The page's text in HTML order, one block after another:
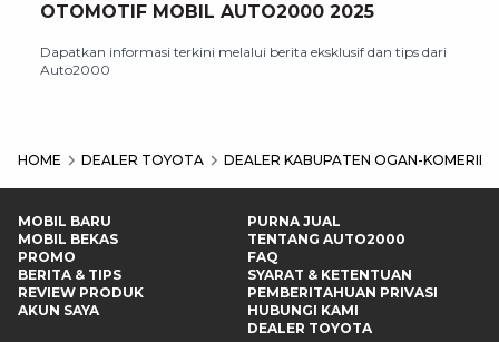
OTOMOTIF MOBIL AUTO2000 2025
Dapatkan informasi terkini melalui berita eksklusif dan tips dari
Auto2000
HOME DEALER TOYOTA DEALER KABUPATEN OGAN-
MOBIL BARU
MOBIL BEKAS
PROMO
BERITA & TIPS
REVIEW PRODUK
AKUN SAYA
PURNA JUAL
TENTANG AUTO2000
FAQ
SYARAT & KETENTUAN
PEMBERITAHUAN PRIVASI
HUBUNGI KAMI
DEALER TOYOTA